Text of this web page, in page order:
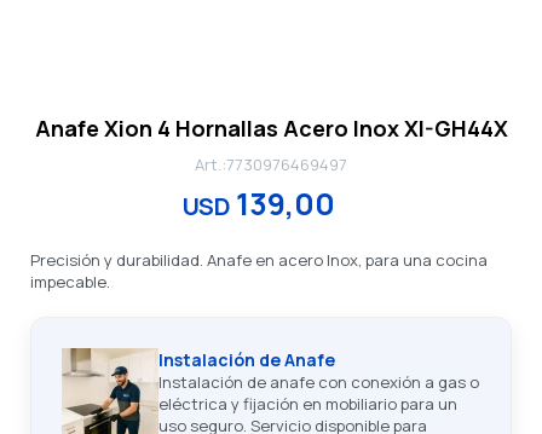
Anafe Xion 4 Hornallas Acero Inox XI-GH44X
7730976469497
USD 139,00
Precisión y durabilidad. Anafe en acero Inox, para una cocina
impecable.
Instalación de Anafe
Instalación de anafe con conexión a gas o
eléctrica y fijación en mobiliario para un
uso seguro. Servicio disponible para